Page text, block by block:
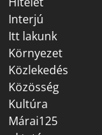
Interjú
Itt lakunk
Környezet
Közlekedés
Közösség
Kultúra
Márai125